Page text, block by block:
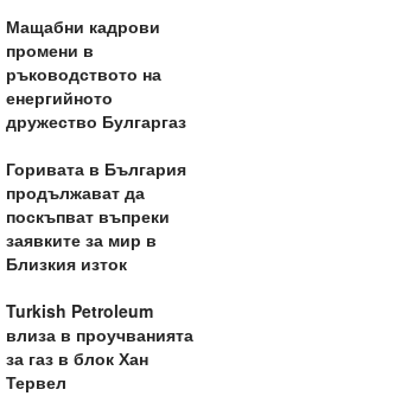
Мащабни кадрови
промени в
ръководството на
енергийното
дружество Булгаргаз
Горивата в България
продължават да
поскъпват въпреки
заявките за мир в
Близкия изток
Turkish Petroleum
влиза в проучванията
за газ в блок Хан
Тервел